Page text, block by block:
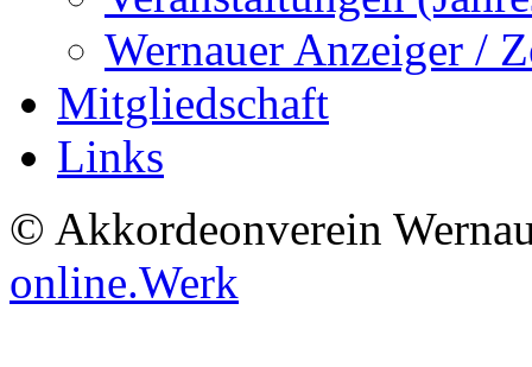
Wernauer Anzeiger /
Mitgliedschaft
Links
© Akkordeonverein
online.Werk